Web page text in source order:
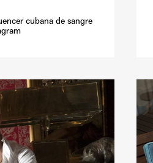
cubana de sangre